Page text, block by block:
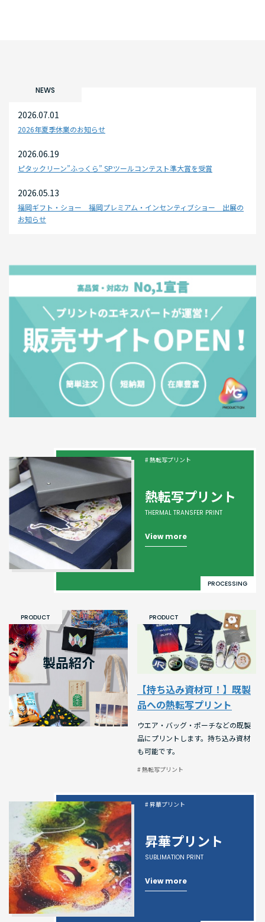
NEWS
2026.07.01
2026年夏季休業のお知らせ
2026.06.19
ピタックリーン”ふっくら” SPツールコンテスト準大賞を受賞
2026.05.13
福岡ギフト・ショー 福岡プレミアム・インセンティブショー 出展の
お知らせ
熱転写プリント
THERMAL TRANSFER PRINT
View more
PROCESSING
# 熱転写プリント
製品紹介
PRODUCT PRODUCT
【持ち込み資材可！】既製
品への熱転写プリント
ウエア・バッグ・ポーチなどの既製
品にプリントします。持ち込み資材
も可能です。
# 熱転写プリント
昇華プリント
SUBLIMATION PRINT
View more
# 昇華プリント